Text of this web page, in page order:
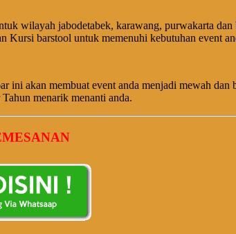
wilayah jabodetabek, karawang, purwakarta
Kursi barstool untuk memenuhi kebutuhan event
akan membuat event anda menjadi mewah dan
menarik menanti anda.